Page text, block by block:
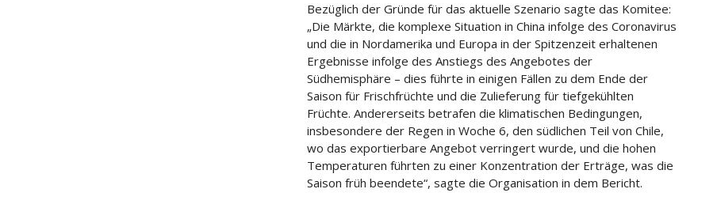
Bezüglich der Gründe für das aktuelle Szenario sagte das Komitee:
„Die Märkte, die komplexe Situation in China infolge des Coronavirus
und die in Nordamerika und Europa in der Spitzenzeit erhaltenen
Ergebnisse infolge des Anstiegs des Angebotes der
Südhemisphäre – dies führte in einigen Fällen zu dem Ende der
Saison für Frischfrüchte und die Zulieferung für tiefgekühlten
Früchte. Andererseits betrafen die klimatischen Bedingungen,
insbesondere der Regen in Woche 6, den südlichen Teil von Chile,
wo das exportierbare Angebot verringert wurde, und die hohen
Temperaturen führten zu einer Konzentration der Erträge, was die
Saison früh beendete“, sagte die Organisation in dem Bericht.